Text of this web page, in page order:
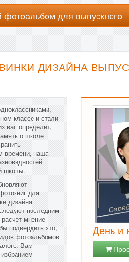
фотоальбом для выпускного
ДИЗАЙНА
классе и стали
вас определит,
о школе
времени, наша
школы.
для
дизайна
последним
мнение
подвердить это,
фотоальбомов
Вам
День и